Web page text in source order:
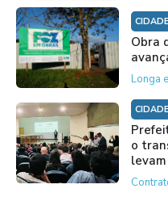
CIDADE
Obra
Longa
CIDADE
o